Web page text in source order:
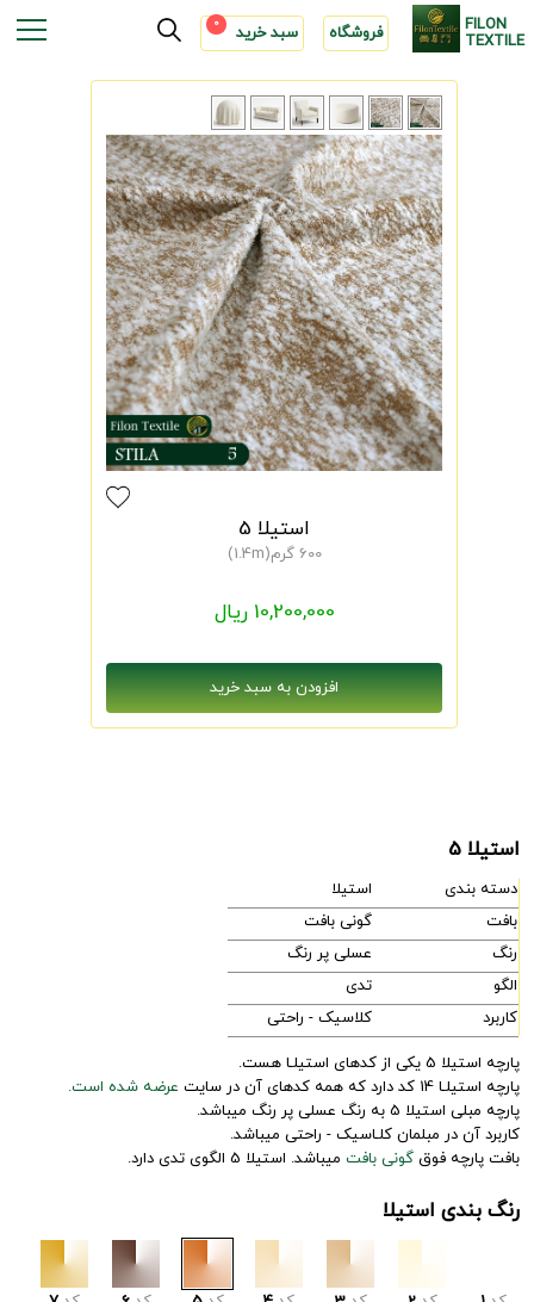
FILON
TEXTILE فروشگاه سبد خرید 0
استیلا 5
600 گرم(1.4m)
10,200,000 ریال
استیلا 5
دسته بندی
استیلا
بافت
گونی بافت
رنگ
عسلی پر رنگ
الگو
تدی
کاربرد
کلاسیک - راحتی
پارچه استیلا 5 یکی از کدهای استیلـا هست.
پارچه استیلـا 14 کد دارد که همه کدهای آن در سایت
عرضه شده است.
پارچه مبلی استیلا 5 به رنگ عسلی پر رنگ میباشد.
کاربرد آن در مبلمان کلـاسیک - راحتی میباشد.
بافت پارچه فوق گونی بافت میباشد. استیلا 5 الگوی تدی دارد.
رنگ بندی استیلا